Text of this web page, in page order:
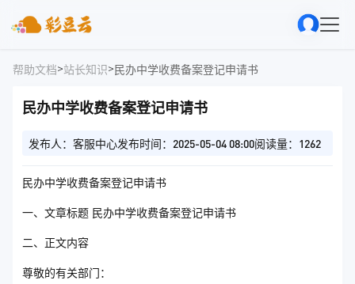
帮助文档>站长知识>民办中学收费备案登记申请书
民办中学收费备案登记申请书
发布人：客服中心发布时间：2025-05-04 08:00阅读量：1262
民办中学收费备案登记申请书
一、文章标题 民办中学收费备案登记申请书
二、正文内容
尊敬的有关部门：